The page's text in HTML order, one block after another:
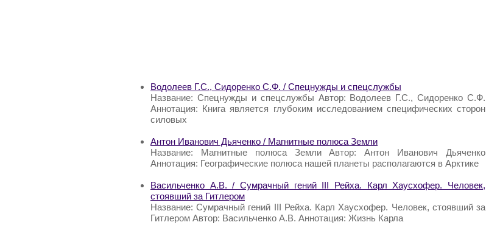
Водолеев Г.С., Сидоренко С.Ф. / Спецнужды и спецслужбы
Название: Спецнужды и спецслужбы Автор: Водолеев Г.С., Сидоренко С.Ф.
Аннотация: Книга является глубоким исследованием специфических сторон
силовых
Антон Иванович Дьяченко / Магнитные полюса Земли
Название: Магнитные полюса Земли Автор: Антон Иванович Дьяченко
Аннотация: Географические полюса нашей планеты располагаются в Арктике
Васильченко A.B. / Сумрачный гений III Рейха. Карл Хаусхофер. Человек,
стоявший за Гитлером
Название: Сумрачный гений III Рейха. Карл Хаусхофер. Человек, стоявший за
Гитлером Автор: Васильченко A.B. Аннотация: Жизнь Карла